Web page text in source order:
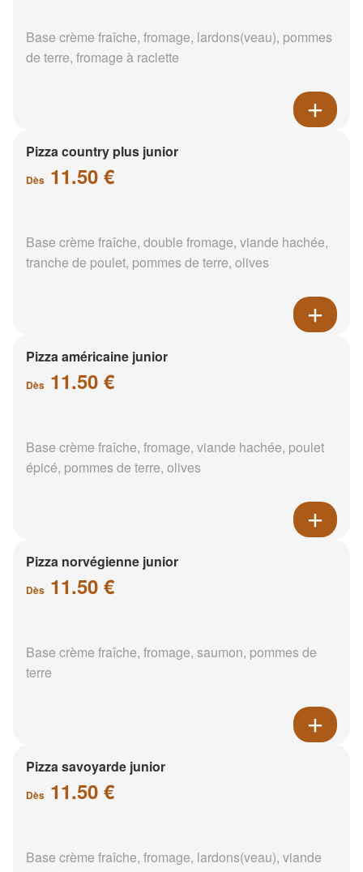
Base crème fraîche, fromage, lardons(veau), pommes
de terre, fromage à raclette
Pizza country plus junior
Dès 11.50 €
Base crème fraîche, double fromage, viande hachée,
tranche de poulet, pommes de terre, olives
Pizza américaine junior
Dès 11.50 €
Base crème fraîche, fromage, viande hachée, poulet
épicé, pommes de terre, olives
Pizza norvégienne junior
Dès 11.50 €
Base crème fraîche, fromage, saumon, pommes de
terre
Pizza savoyarde junior
Dès 11.50 €
Base crème fraîche, fromage, lardons(veau), viande